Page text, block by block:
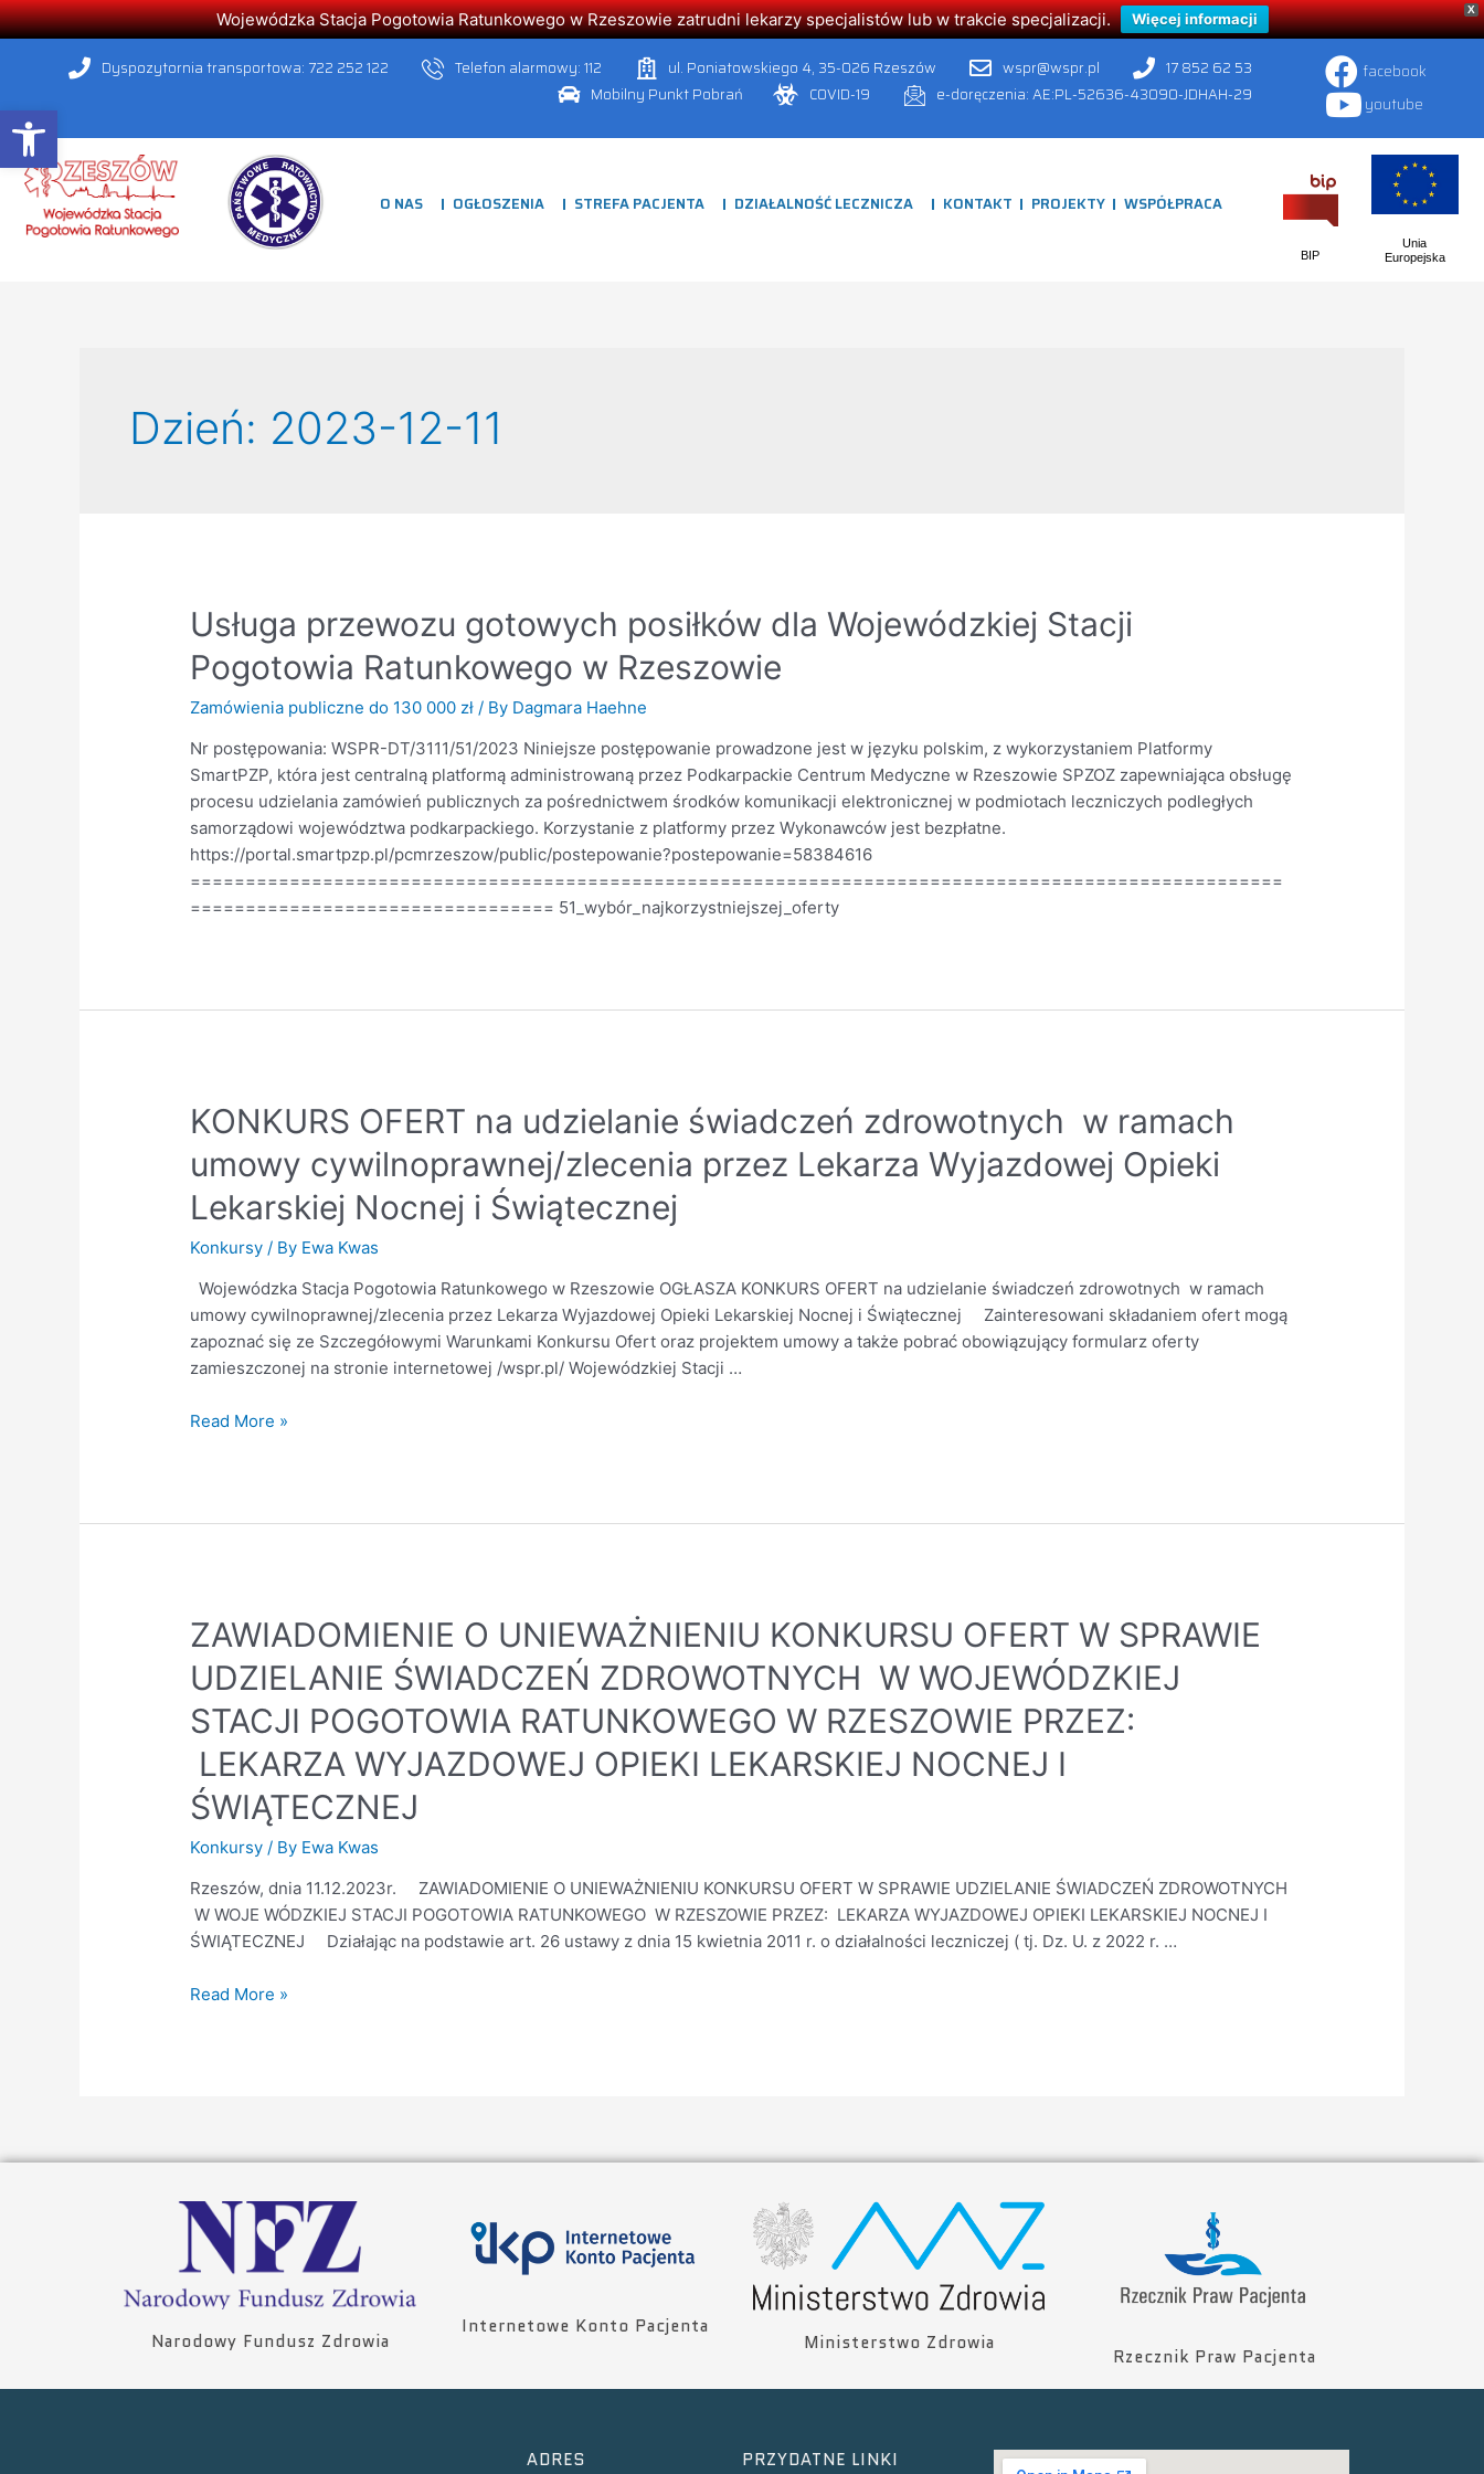
Open toolbar
X
Wojewódzka Stacja Pogotowia Ratunkowego w Rzeszowie zatrudni lekarzy specjalistów lub w trakcie specjalizacji. Więcej informacji
Dyspozytornia transportowa: 722 252 122 Telefon alarmowy: 112 ul. Poniatowskiego 4, 35-026 Rzeszów wspr@wspr.pl
17 852 62 53
Mobilny Punkt Pobrań
COVID-19 e-doręczenia: AE:PL-52636-43090-JDHAH-29
facebook
youtube
O NAS OGŁOSZENIA STREFA PACJENTA DZIAŁALNOŚĆ LECZNICZA KONTAKT PROJEKTY WSPÓŁPRACA
BIP
Unia
Europejska
Dzień: 2023-12-11
Usługa przewozu gotowych posiłków dla Wojewódzkiej Stacji
Pogotowia Ratunkowego w Rzeszowie
Zamówienia publiczne do 130 000 zł / By Dagmara Haehne
Nr postępowania: WSPR-DT/3111/51/2023 Niniejsze postępowanie prowadzone jest w języku polskim, z wykorzystaniem Platformy
SmartPZP, która jest centralną platformą administrowaną przez Podkarpackie Centrum Medyczne w Rzeszowie SPZOZ zapewniająca obsługę
procesu udzielania zamówień publicznych za pośrednictwem środków komunikacji elektronicznej w podmiotach leczniczych podległych
samorządowi województwa podkarpackiego. Korzystanie z platformy przez Wykonawców jest bezpłatne.
https://portal.smartpzp.pl/pcmrzeszow/public/postepowanie?postepowanie=58384616
===================================================================================================
================================= 51_wybór_najkorzystniejszej_oferty
KONKURS OFERT na udzielanie świadczeń zdrowotnych w ramach
umowy cywilnoprawnej/zlecenia przez Lekarza Wyjazdowej Opieki
Lekarskiej Nocnej i Świątecznej
Konkursy / By Ewa Kwas
Wojewódzka Stacja Pogotowia Ratunkowego w Rzeszowie OGŁASZA KONKURS OFERT na udzielanie świadczeń zdrowotnych w ramach
umowy cywilnoprawnej/zlecenia przez Lekarza Wyjazdowej Opieki Lekarskiej Nocnej i Świątecznej Zainteresowani składaniem ofert mogą
zapoznać się ze Szczegółowymi Warunkami Konkursu Ofert oraz projektem umowy a także pobrać obowiązujący formularz oferty
zamieszczonej na stronie internetowej /wspr.pl/ Wojewódzkiej Stacji …
Read More »
ZAWIADOMIENIE O UNIEWAŻNIENIU KONKURSU OFERT W SPRAWIE
UDZIELANIE ŚWIADCZEŃ ZDROWOTNYCH W WOJEWÓDZKIEJ
STACJI POGOTOWIA RATUNKOWEGO W RZESZOWIE PRZEZ:
LEKARZA WYJAZDOWEJ OPIEKI LEKARSKIEJ NOCNEJ I
ŚWIĄTECZNEJ
Konkursy / By Ewa Kwas
Rzeszów, dnia 11.12.2023r. ZAWIADOMIENIE O UNIEWAŻNIENIU KONKURSU OFERT W SPRAWIE UDZIELANIE ŚWIADCZEŃ ZDROWOTNYCH
W WOJE WÓDZKIEJ STACJI POGOTOWIA RATUNKOWEGO W RZESZOWIE PRZEZ: LEKARZA WYJAZDOWEJ OPIEKI LEKARSKIEJ NOCNEJ I
ŚWIĄTECZNEJ Działając na podstawie art. 26 ustawy z dnia 15 kwietnia 2011 r. o działalności leczniczej ( tj. Dz. U. z 2022 r. …
Read More »
Narodowy Fundusz Zdrowia
Internetowe Konto Pacjenta
Ministerstwo Zdrowia
Rzecznik Praw Pacjenta
ADRES PRZYDATNE LINKI